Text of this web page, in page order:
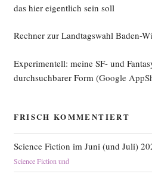
das hier eigentlich sein soll
Rechner zur Landtagswahl Baden-
Experimentell: meine SF- und
durchsuchbarer Form (Google
FRISCH KOMMENTIERT
Science Fiction im Juni (und Juli)
Science Fiction und